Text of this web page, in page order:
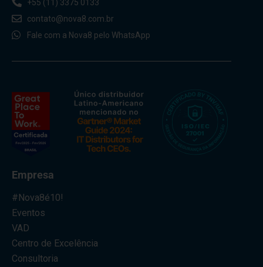
+55 (11) 3375 0133
contato@nova8.com.br
Fale com a Nova8 pelo WhatsApp
Empresa
#Nova8é10!
Eventos
VAD
Centro de Excelência
Consultoria